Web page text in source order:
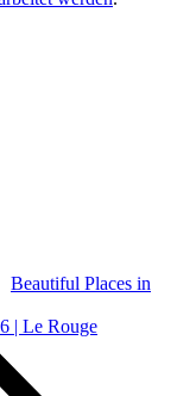
Beautiful Places in
| Le Rouge